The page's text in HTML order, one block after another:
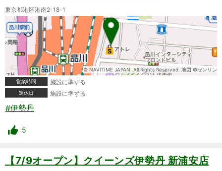
東京都港区港南2-18-1
© NAVITIME JAPAN. All Rights Reserved. 地図 ©ゼンリン
営業時間
施設に準ずる
定休日 施設に準ずる
#伊勢丹
5
【7/9オープン】クイーンズ伊勢丹 新浦安店